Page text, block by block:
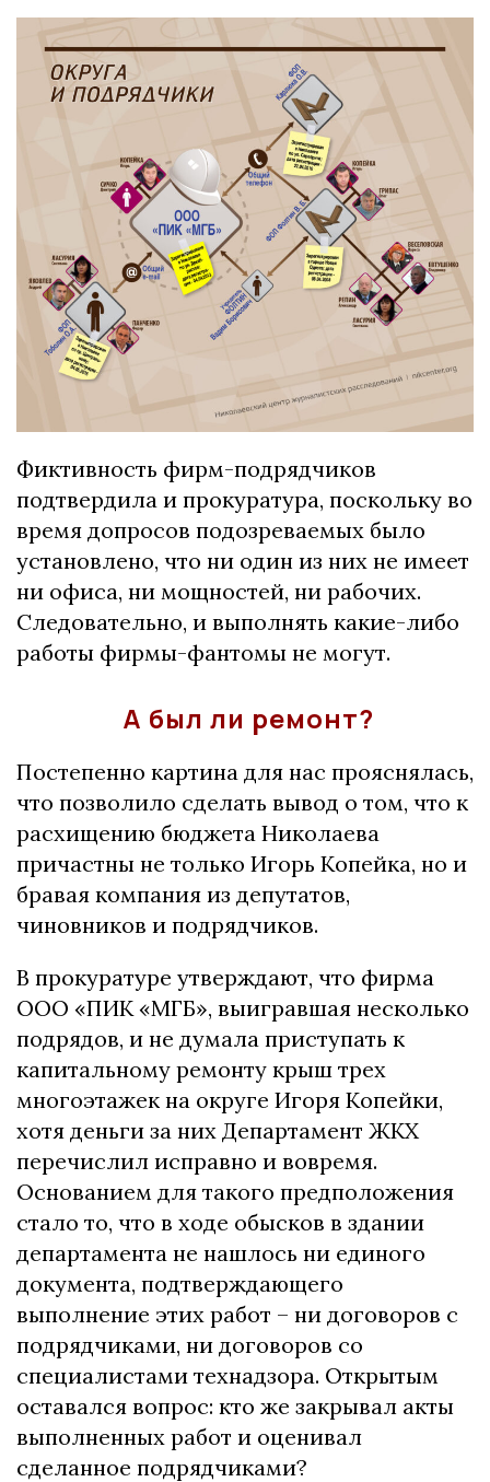
Фиктивность фирм-подрядчиков
подтвердила и прокуратура, поскольку во
время допросов подозреваемых было
установлено, что ни один из них не имеет
ни офиса, ни мощностей, ни рабочих.
Следовательно, и выполнять какие-либо
работы фирмы-фантомы не могут.
А был ли ремонт?
Постепенно картина для нас прояснялась,
что позволило сделать вывод о том, что к
расхищению бюджета Николаева
причастны не только Игорь Копейка, но и
бравая компания из депутатов,
чиновников и подрядчиков.
В прокуратуре утверждают, что фирма
ООО «ПИК «МГБ», выигравшая несколько
подрядов, и не думала приступать к
капитальному ремонту крыш трех
многоэтажек на округе Игоря Копейки,
хотя деньги за них Департамент ЖКХ
перечислил исправно и вовремя.
Основанием для такого предположения
стало то, что в ходе обысков в здании
департамента не нашлось ни единого
документа, подтверждающего
выполнение этих работ – ни договоров с
подрядчиками, ни договоров со
специалистами технадзора. Открытым
оставался вопрос: кто же закрывал акты
выполненных работ и оценивал
сделанное подрядчиками?